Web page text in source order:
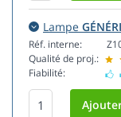
Lampe
Réf. interne:
Qualité de proj.:
Fiabilité: